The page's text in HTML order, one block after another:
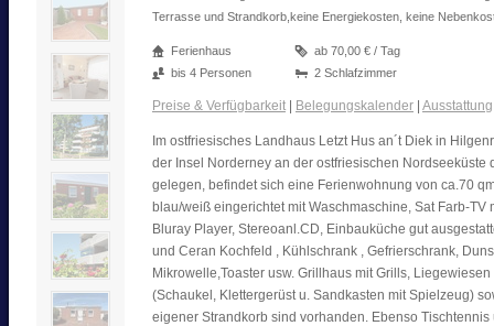
Terrasse und Strandkorb,keine Energiekosten, keine
Ferienhaus
bis 4 Personen
ab 70,00 € / Tag
2 Schlafzimmer
Preise & Verfügbarkeit Belegungskalender Ausstattung
Im ostfriesisches Landhaus Letzt Hus an´t Diek in
der Insel Norderney an der ostfriesischen Nordseeküste
gelegen, befindet sich eine Ferienwohnung von ca.70
blau/weiß eingerichtet mit Waschmaschine, Sat Farb-TV
Bluray Player, Stereoanl.CD, Einbauküche gut
und Ceran Kochfeld , Kühlschrank , Gefrierschrank,
Mikrowelle,Toaster usw. Grillhaus mit Grills,
(Schaukel, Klettergerüst u. Sandkasten mit Spielzeug)
eigener Strandkorb sind vorhanden. Ebenso Tischtennis